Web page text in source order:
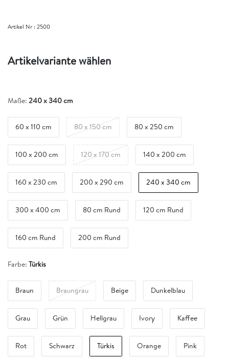
Artikel Nr :2500
Artikelvariante wählen
Maße: 240 x 340 cm
60 x 110 cm 80 x 150 cm 80 x 250 cm
100 x 200 cm 120 x 170 cm 140 x 200 cm
160 x 230 cm 200 x 290 cm 240 x 340 cm
300 x 400 cm 80 cm Rund 120 cm Rund
160 cm Rund 200 cm Rund
Farbe: Türkis
Braun Braungrau Beige Dunkelblau
Grau Grün Hellgrau Ivory Kaffee
Rot Schwarz Türkis Orange Pink